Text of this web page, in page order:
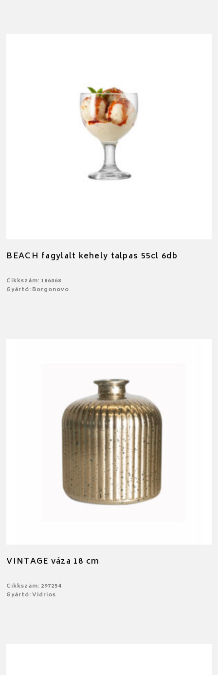
BEACH fagylalt kehely talpas 55cl 6db
Cikkszám: 186068
Gyártó: Borgonovo
VINTAGE váza 18 cm
Cikkszám: 297254
Gyártó: Vidrios